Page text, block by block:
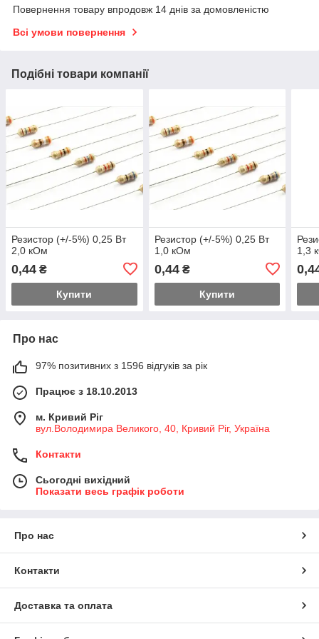
Повернення товару впродовж 14 днів за домовленістю
Всі умови повернення
Подібні товари компанії
Резистор (+/-5%) 0,25 Вт
2,0 кОм
0,44 ₴
Купити
Резистор (+/-5%) 0,25 Вт
1,0 кОм
0,44₴
Купити
1,3
Про нас
97% позитивних з 1596 відгуків за рік
Працює з 18.10.2013
м. Кривий Ріг
вул.Володимира Великого, 40, Кривий Ріг, Україна
Контакти
Сьогодні вихідний
Показати весь графік роботи
Про нас
Контакти
Доставка та оплата